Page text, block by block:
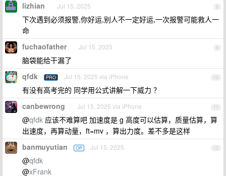
8
lizhian Jul 15, 2025
下次遇到必须报警,你好运,别人不一定好运,一次报警可能救人一
命
9
fuchaofather Jul 15, 2025
脑袋能给干漏了
10
qfdk PRO Jul 15, 2025 via iPhone
有没有高考完的 同学用公式讲解一下威力 ？
11
canbewrong Jul 15, 2025 via iPhone
@qfdk 应该不难算吧 加速度是 g 高度可以估算，质量估算，算
出速度，再算动量，ft=mv ，算出力度。差不多是这样
12
banmuyutian OP Jul 15, 2025
@qfdk
@xFrank